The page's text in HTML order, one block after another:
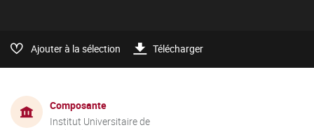
Ajouter à la sélection Télécharger
Composante
Institut Universitaire de